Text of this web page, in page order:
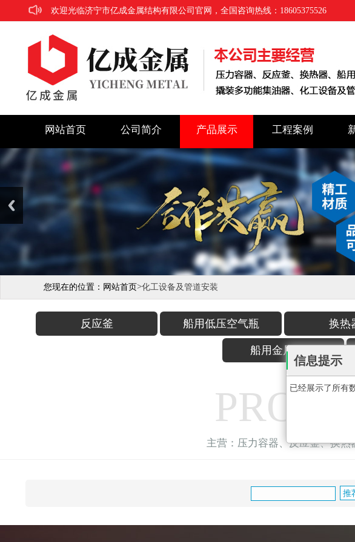
欢迎光临济宁市亿成金属结构有限公司官网，全国咨询热线：18605375526
网站首页 公司简介 产品展示 工程案例
您现在的位置： 网站首页>化工设备及管道安装
反应釜 船用低压空气瓶 换热
船用金属配件
主营：压力容器、反应釜、换
信息提示
已经展示了所有